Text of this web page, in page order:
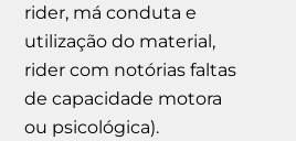
rider, má conduta e
utilização do material,
rider com notórias faltas
de capacidade motora
ou psicológica).